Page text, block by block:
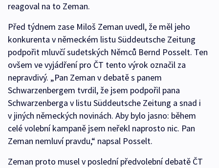
reagoval na to Zeman.
Před týdnem zase Miloš Zeman uvedl, že měl jeho
konkurenta v německém listu Süddeutsche Zeitung
podpořit mluvčí sudetských Němců Bernd Posselt. Ten
ovšem ve vyjádření pro ČT tento výrok označil za
nepravdivý. „Pan Zeman v debatě s panem
Schwarzenbergem tvrdil, že jsem podpořil pana
Schwarzenberga v listu Süddeutsche Zeitung a snad i
v jiných německých novinách. Aby bylo jasno: během
celé volební kampaně jsem neřekl naprosto nic. Pan
Zeman nemluví pravdu,“ napsal Posselt.
Zeman proto musel v poslední předvolební debatě ČT